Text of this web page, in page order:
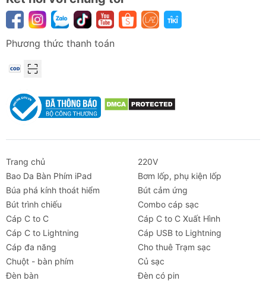
Phương thức thanh toán
Trang chủ
220V
Bao Da Bàn Phím iPad
Bơm lốp, phụ kiện lốp
Búa phá kính thoát hiểm
Bút cảm ứng
Bút trình chiếu
Combo cáp sạc
Cáp C to C
Cáp C to C Xuất Hình
Cáp C to Lightning
Cáp USB to Lightning
Cáp đa năng
Cho thuê Trạm sạc
Chuột - bàn phím
Củ sạc
Đèn bàn
Đèn có pin